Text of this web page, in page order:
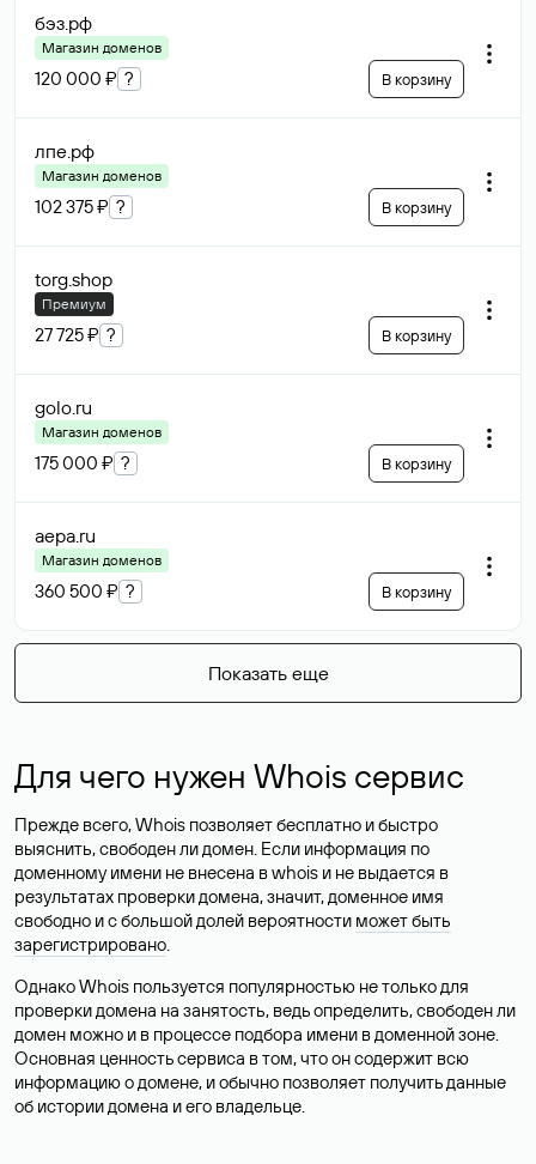
бэз.рф
Магазин доменов
120 000 ₽ ? В корзину
лпе.рф
Магазин доменов
102 375 ₽ ? В корзину
torg.shop
Премиум
27 725 ₽ ? В корзину
golo.ru
Магазин доменов
175 000 ₽ ? В корзину
aepa.ru
Магазин доменов
360 500 ₽ ? В корзину
Показать еще
Для чего нужен Whois сервис
Прежде всего, Whois позволяет бесплатно и быстро
выяснить, свободен ли домен. Если информация по
доменному имени не внесена в whois и не выдается в
результатах проверки домена, значит, доменное имя
свободно и с большой долей вероятности может быть
зарегистрировано.
Однако Whois пользуется популярностью не только для
проверки домена на занятость, ведь определить, свободен ли
домен можно и в процессе подбора имени в доменной зоне.
Основная ценность сервиса в том, что он содержит всю
информацию о домене, и обычно позволяет получить данные
об истории домена и его владельце.